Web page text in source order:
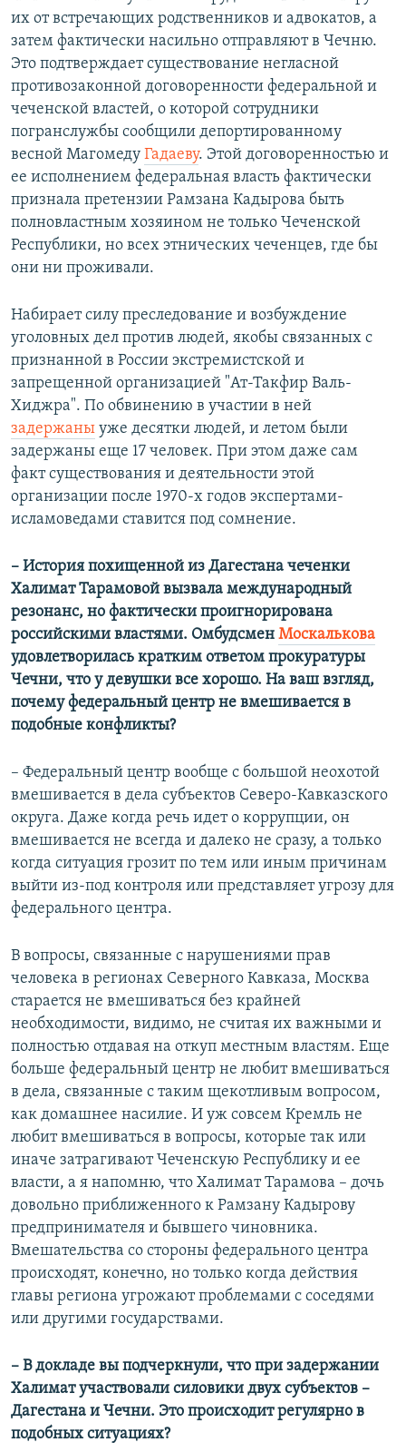
их от встречающих родственников и адвокатов, а
затем фактически насильно отправляют в Чечню.
Это подтверждает существование негласной
противозаконной договоренности федеральной и
чеченской властей, о которой сотрудники
погранслужбы сообщили депортированному
весной Магомеду Гадаеву. Этой договоренностью и
ее исполнением федеральная власть фактически
признала претензии Рамзана Кадырова быть
полновластным хозяином не только Чеченской
Республики, но всех этнических чеченцев, где бы
они ни проживали.
Набирает силу преследование и возбуждение
уголовных дел против людей, якобы связанных с
признанной в России экстремистской и
запрещенной организацией "Ат-Такфир Валь-
Хиджра". По обвинению в участии в ней
задержаны уже десятки людей, и летом были
задержаны еще 17 человек. При этом даже сам
факт существования и деятельности этой
организации после 1970-х годов экспертами-
исламоведами ставится под сомнение.
– История похищенной из Дагестана чеченки
Халимат Тарамовой вызвала международный
резонанс, но фактически проигнорирована
российскими властями. Омбудсмен Москалькова
удовлетворилась кратким ответом прокуратуры
Чечни, что у девушки все хорошо. На ваш взгляд,
почему федеральный центр не вмешивается в
подобные конфликты?
– Федеральный центр вообще с большой неохотой
вмешивается в дела субъектов Северо-Кавказского
округа. Даже когда речь идет о коррупции, он
вмешивается не всегда и далеко не сразу, а только
когда ситуация грозит по тем или иным причинам
выйти из-под контроля или представляет угрозу для
федерального центра.
В вопросы, связанные с нарушениями прав
человека в регионах Северного Кавказа, Москва
старается не вмешиваться без крайней
необходимости, видимо, не считая их важными и
полностью отдавая на откуп местным властям. Еще
больше федеральный центр не любит вмешиваться
в дела, связанные с таким щекотливым вопросом,
как домашнее насилие. И уж совсем Кремль не
любит вмешиваться в вопросы, которые так или
иначе затрагивают Чеченскую Республику и ее
власти, а я напомню, что Халимат Тарамова – дочь
довольно приближенного к Рамзану Кадырову
предпринимателя и бывшего чиновника.
Вмешательства со стороны федерального центра
происходят, конечно, но только когда действия
главы региона угрожают проблемами с соседями
или другими государствами.
– В докладе вы подчеркнули, что при задержании
Халимат участвовали силовики двух субъектов –
Дагестана и Чечни. Это происходит регулярно в
подобных ситуациях?